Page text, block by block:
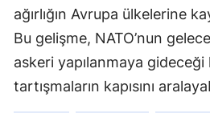
ağırlığın Avrupa ülkelerine
Bu gelişme, NATO’nun
askeri yapılanmaya
tartışmaların kapısını